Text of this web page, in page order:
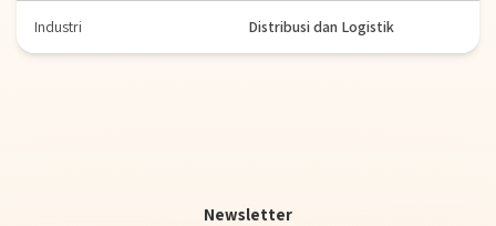
Industri Distribusi dan Logistik
Newsletter